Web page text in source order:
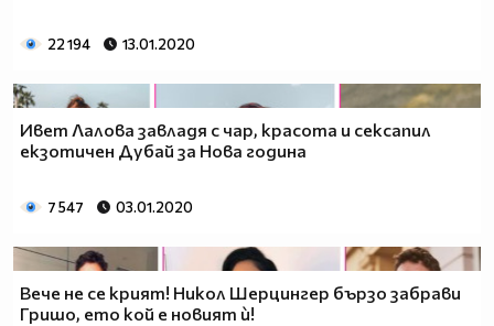
22 194 13.01.2020
Ивет Лалова завладя с чар, красота и сексапил
екзотичен Дубай за Нова година
7 547 03.01.2020
Вече не се крият! Никол Шерцингер бързо забрави
Гришо, ето кой е новият ѝ!